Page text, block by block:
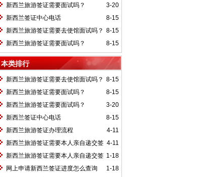
3-20
新西兰旅游签证需要面试吗？
8-15
新西兰签证中心电话
8-15
新西兰旅游签证需要去使馆面试吗？
8-15
新西兰旅游签证需要面试吗？
本类排行
8-15
新西兰旅游签证需要去使馆面试吗？
8-15
新西兰旅游签证需要面试吗？
3-20
新西兰旅游签证需要面试吗？
8-15
新西兰签证中心电话
4-11
新西兰旅游签证办理流程
4-11
新西兰旅游签证需要本人亲自递交签
证申请吗？
1-18
新西兰旅游签证需要本人亲自递交签
证申请吗？
1-18
网上申请新西兰签证进度怎么查询